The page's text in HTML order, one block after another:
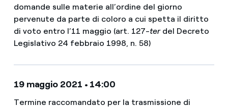
domande sulle materie all’ordine del giorno
pervenute da parte di coloro a cui spetta il diritto
di voto entro l’11 maggio (art. 127-terdel Decreto
Legislativo 24 febbraio 1998, n. 58)
19 maggio 2021 • 14:00
Termine raccomandato per la trasmissione di